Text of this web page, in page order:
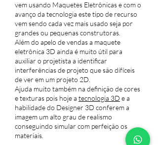
vem usando Maquetes Eletrônicas e com o
avanço da tecnologia este tipo de recurso
vem sendo cada vez mais usado seja por
grandes ou pequenas construtoras.
Além do apelo de vendas a maquete
eletrônica 3D ainda é muito útil para
auxiliar o projetista a identificar
interferências de projeto que são difíceis
de ver em um projeto 2D.
Ajuda muito também na definição de cores
e texturas pois hoje a tecnologia 3D e a
habilidade do Designer 3D conferem a
imagem um alto grau de realismo
conseguindo simular com perfeição os
materiais.